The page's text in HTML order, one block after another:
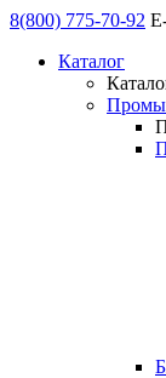
8(800) 775-70-92
Каталог